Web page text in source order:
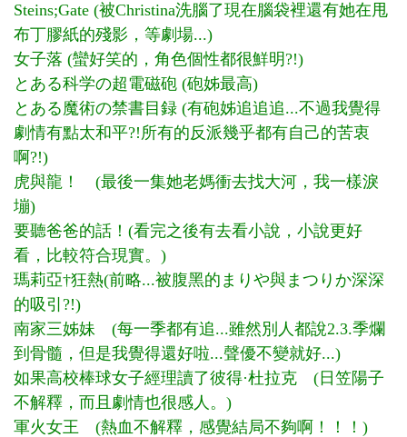
Steins;Gate (被Christina洗腦了現在腦袋裡還有她在甩
布丁膠紙的殘影，等劇場...)
女子落 (蠻好笑的，角色個性都很鮮明?!)
とある科学の超電磁砲 (砲姊最高)
とある魔術の禁書目録 (有砲姊追追追...不過我覺得
劇情有點太和平?!所有的反派幾乎都有自己的苦衷
啊?!)
虎與龍！ (最後一集她老媽衝去找大河，我一樣淚
塴)
要聽爸爸的話！(看完之後有去看小說，小說更好
看，比較符合現實。)
瑪莉亞†狂熱(前略...被腹黑的まりや與まつりか深深
的吸引?!)
南家三姊妹 (每一季都有追...雖然別人都說2.3.季爛
到骨髓，但是我覺得還好啦...聲優不變就好...)
如果高校棒球女子經理讀了彼得·杜拉克 (日笠陽子
不解釋，而且劇情也很感人。)
軍火女王 (熱血不解釋，感覺結局不夠啊！！！)